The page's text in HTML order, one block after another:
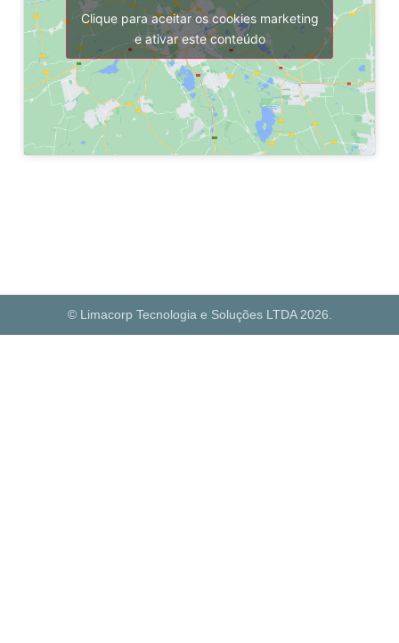
Clique para aceitar os cookies marketing
e ativar este conteúdo
© Limacorp Tecnologia e Soluções LTDA 2026.